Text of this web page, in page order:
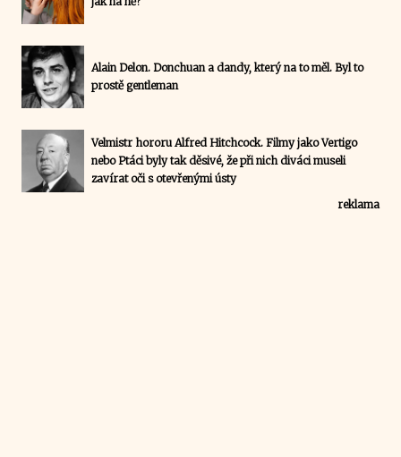
Alain Delon. Donchuan a dandy, který na to měl. Byl to
prostě gentleman
Velmistr hororu Alfred Hitchcock. Filmy jako Vertigo
nebo Ptáci byly tak děsivé, že při nich diváci museli
zavírat oči s otevřenými ústy
reklama